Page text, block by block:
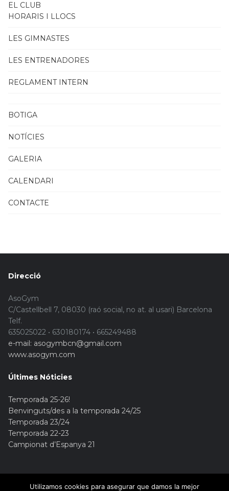
EL CLUB
HORARIS I LLOCS
LES GIMNASTES
LES ENTRENADORES
REGLAMENT INTERN
BOTIGA
NOTÍCIES
GALERIA
CALENDARI
CONTACTE
Direcció
AsoGym
C/Castellbell 7, 08030 (raó social, no at. al usari) Barcelona
Telf.
635025022 • 630180174 • 665249488
e-mail: asogymbcn@gmail.com
www.asogym.com
Últimes Nóticies
Temporada 25-26!
Benvinguts/des a la temporada 24/25
Temporada 23/24
Temporada 22-23
Campionat d’Espanya 21
Utilizamos cookies para asegurar que damos la mejor